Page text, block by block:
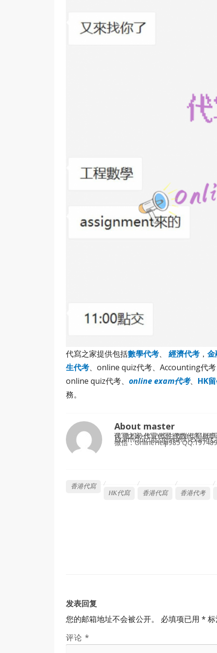
代寫之家提供包括數學代考、 經濟代考 ， 金
生代考、online quiz代考、Accounting代
online quiz代考、 online exam代考、 HK
務。
About master
代写之家-作业代写|数学代写|代写cs/代考物理/统计/化学/
Exam\Quiz\Assignment\Exam
微信：OnlineHelp985
香港代寫
HK代寫
香港代寫 香港代考
发表回复
您的邮箱地址不会被公开。
必填项已用 *
评论 *